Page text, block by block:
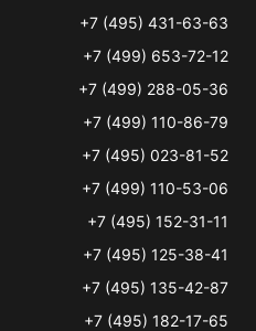
+7 (495) 431-63-63
+7 (499) 653-72-12
+7 (499) 288-05-36
+7 (499) 110-86-79
+7 (495) 023-81-52
+7 (499) 110-53-06
+7 (495) 152-31-11
+7 (495) 125-38-41
+7 (495) 135-42-87
+7 (495) 182-17-65